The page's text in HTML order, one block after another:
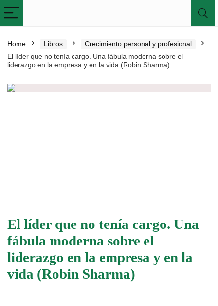
Home Libros
Crecimiento personal y profesional
El líder que no tenía cargo. Una fábula moderna sobre el
liderazgo en la empresa y en la vida (Robin Sharma)
El líder que no tenía cargo. Una
fábula moderna sobre el
liderazgo en la empresa y en la
vida (Robin Sharma)